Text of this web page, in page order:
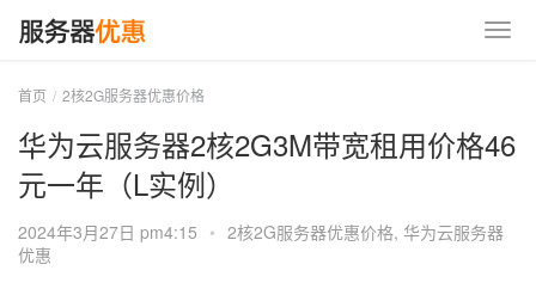
首页 2核2G服务器优惠价格
华为云服务器2核2G3M带宽租用价格46
元一年（L实例）
2024年3月27日 pm4:15 • 2核2G服务器优惠价格, 华为云服务器
优惠